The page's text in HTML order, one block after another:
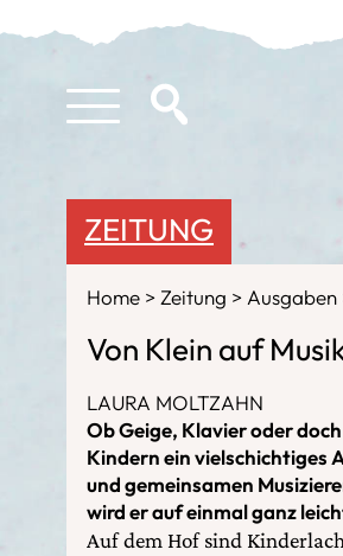
ZEITUNG
Home Zeitung Ausgaben
Von Klein auf
LAURA MOLTZAHN
Ob Geige, Klavier oder
Kindern ein vielschichtiges
und gemeinsamen
wird er auf einmal ganz
Auf dem Hof sind